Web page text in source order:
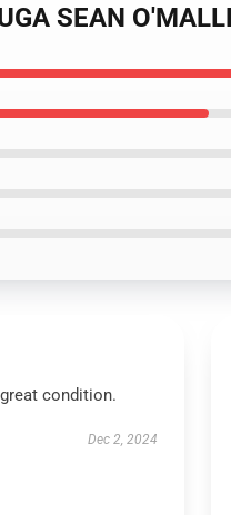
SEAN
condition.
Dec 2, 2024